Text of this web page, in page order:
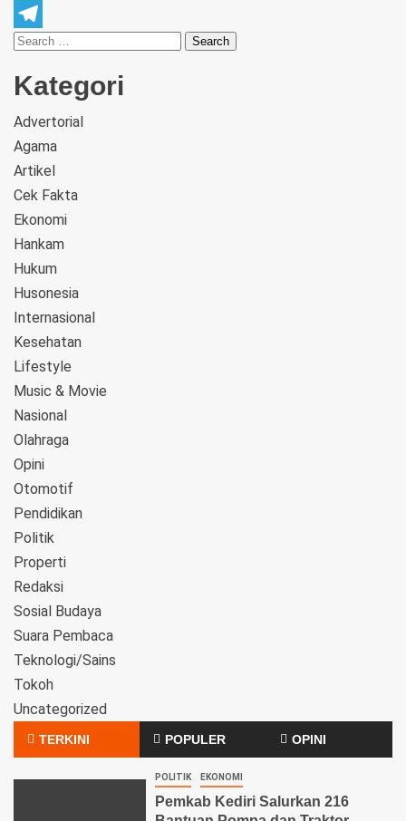
WhatsApp
Telegram
Kategori
Advertorial
Agama
Artikel
Cek Fakta
Ekonomi
Hankam
Hukum
Husonesia
Internasional
Kesehatan
Lifestyle
Music & Movie
Nasional
Olahraga
Opini
Otomotif
Pendidikan
Politik
Properti
Redaksi
Sosial Budaya
Suara Pembaca
Teknologi/Sains
Tokoh
Uncategorized
TERKINI POPULER OPINI
POLITIK EKONOMI
Pemkab Kediri Salurkan 216